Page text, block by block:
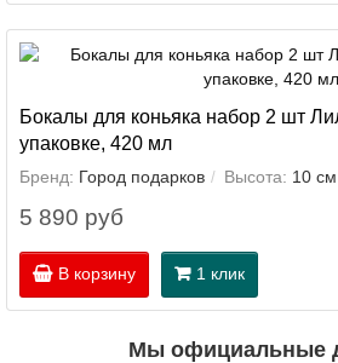
Бокалы для коньяка набор 2 шт
упаковке, 420 мл
Бренд: Город подарков Высота: 10 см
5 890 руб
В корзину 1 клик
Мы официальные